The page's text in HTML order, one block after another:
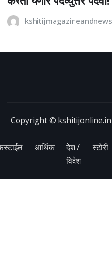
kshitijmagazineandnews
Copyright © kshitijonline.in
आर्थिक
देश /
विदेश
स्टोरी